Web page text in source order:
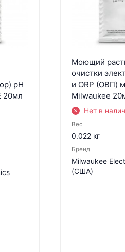
pH
20мл
Моющий
очистки
и ORP (ОВП)
Milwaukee
Нет в
Вес
0.022 кг
Бренд
Milwaukee
(США)